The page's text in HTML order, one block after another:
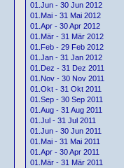
01.Jun - 30 Jun 2012
01.Mai - 31 Mai 2012
01.Apr - 30 Apr 2012
01.Mär - 31 Mär 2012
01.Feb - 29 Feb 2012
01.Jan - 31 Jan 2012
01.Dez - 31 Dez 2011
01.Nov - 30 Nov 2011
01.Okt - 31 Okt 2011
01.Sep - 30 Sep 2011
01.Aug - 31 Aug 2011
01.Jul - 31 Jul 2011
01.Jun - 30 Jun 2011
01.Mai - 31 Mai 2011
01.Apr - 30 Apr 2011
01.Mär - 31 Mär 2011